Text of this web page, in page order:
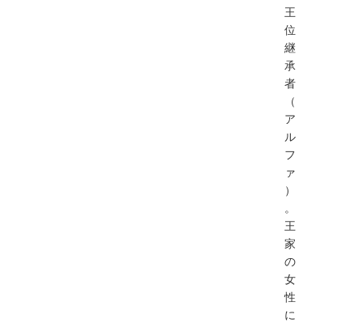
王
位
継
承
者
（
ア
ル
フ
ァ
）
。
王
家
の
⼥
性
に